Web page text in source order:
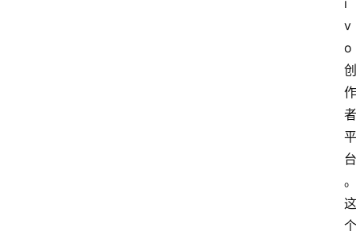
i
v
o
创
作
者
平
台
。
这
个